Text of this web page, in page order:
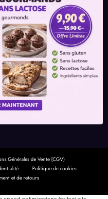
Générales de Vente (CGV)
Politique de cookies
et de retours